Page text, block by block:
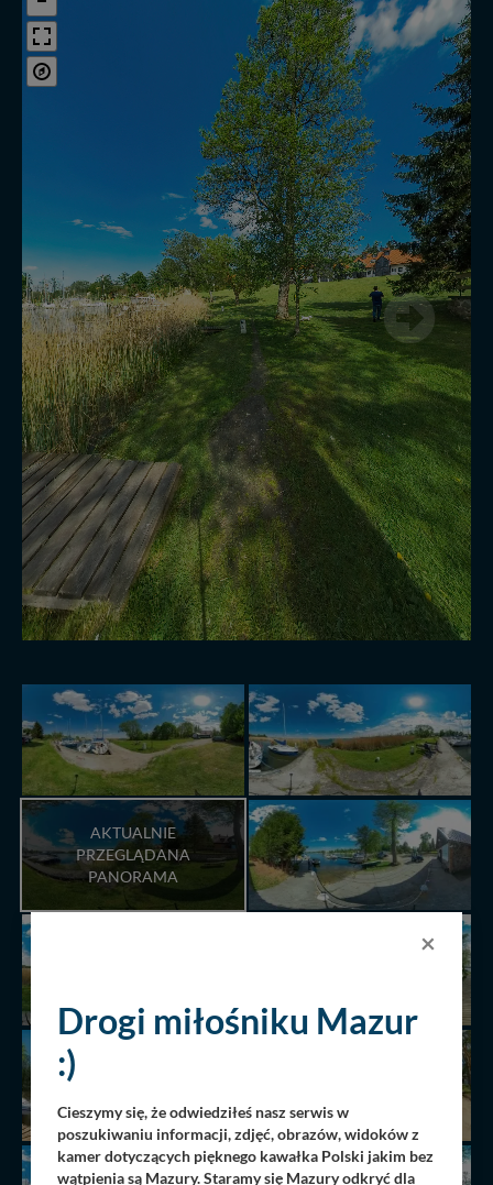
AKTUALNIE
PRZEGLĄDANA
PANORAMA
×
Drogi miłośniku Mazur
:)
Cieszymy się, że odwiedziłeś nasz serwis w
poszukiwaniu informacji, zdjęć, obrazów, widoków z
kamer dotyczących pięknego kawałka Polski jakim bez
wątpienia są Mazury. Staramy się Mazury odkryć dla